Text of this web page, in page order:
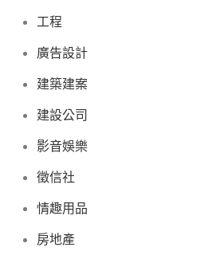
工程
廣告設計
建築建案
建設公司
影音娛樂
徵信社
情趣用品
房地產